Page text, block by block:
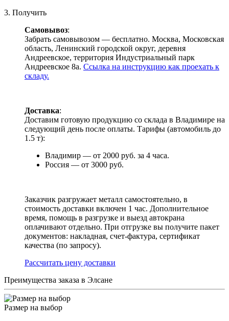
3. Получить
Самовывоз:
Забрать самовывозом — бесплатно. Москва, Московская
область, Ленинский городской округ, деревня
Андреевское, территория Индустриальный парк
Андреевское 8а. Ссылка на инструкцию как проехать к
складу.
Доставка:
Доставим готовую продукцию со склада в Владимире на
следующий день после оплаты. Тарифы (автомобиль до
1.5 т):
Владимир — от 2000 руб. за 4 часа.
Россия — от 3000 руб.
Заказчик разгружает металл самостоятельно, в
стоимость доставки включен 1 час. Дополнительное
время, помощь в разгрузке и выезд автокрана
оплачивают отдельно. При отгрузке вы получите пакет
документов: накладная, счет-фактура, сертификат
качества (по запросу).
Раcсчитать цену доставки
Преимущества заказа в Элсане
Размер на выбор